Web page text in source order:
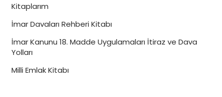
Kitaplarım
İmar Davaları Rehberi Kitabı
İmar Kanunu 18. Madde Uygulamaları İtiraz ve Dava
Yolları
Milli Emlak Kitabı